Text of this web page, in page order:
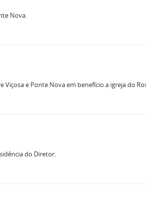
Nova.
e Ponte Nova em benefício a igreja do
do Diretor.